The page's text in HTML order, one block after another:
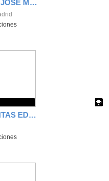
AULA VIRTUAL CEIP JOSE MARIA DE PEREDA
USO DE HERRAMIENTAS EDUCAMADRID